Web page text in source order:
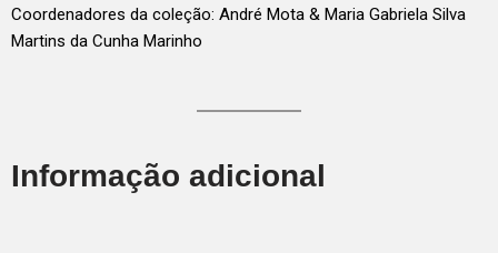
Coordenadores da coleção: André Mota & Maria Gabriela Silva
Martins da Cunha Marinho
Informação adicional